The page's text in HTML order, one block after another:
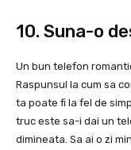
10. Suna-o
Un bun telefon
Raspunsul la cum sa
ta poate fi la fel de
truc este sa-i dai un
dimineata. Sa ai o zi